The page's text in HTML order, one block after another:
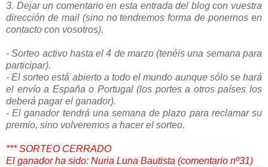
3. Dejar un comentario en esta entrada del blog con vuestra
dirección de mail (sino no tendremos forma de ponernos en
contacto con vosotros).
- Sorteo activo hasta el 4 de marzo (tenéis una semana para
participar).
- El sorteo está abierto a todo el mundo aunque sólo se hará
el envío a España o Portugal (los portes a otros países los
deberá pagar el ganador).
- El ganador tendrá una semana de plazo para reclamar su
premio, sino volveremos a hacer el sorteo.
*** SORTEO CERRADO
El ganador ha sido: Nuria Luna Bautista (comentario nº31)